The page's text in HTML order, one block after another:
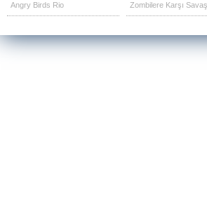
Angry Birds Rio Zombilere Karşı